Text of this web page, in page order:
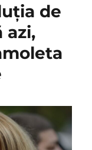
Georgescu
slabi
de
azi,